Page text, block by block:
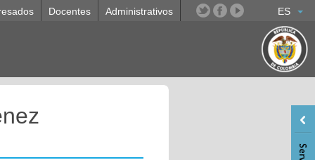
ES
Docentes Administrativos